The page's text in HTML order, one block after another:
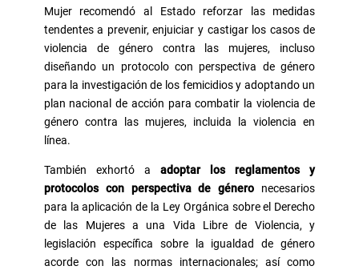
Mujer recomendó al Estado reforzar las medidas
tendentes a prevenir, enjuiciar y castigar los casos de
violencia de género contra las mujeres, incluso
diseñando un protocolo con perspectiva de género
para la investigación de los femicidios y adoptando un
plan nacional de acción para combatir la violencia de
género contra las mujeres, incluida la violencia en
línea.
También exhortó a adoptar los reglamentos y
protocolos con perspectiva de género necesarios
para la aplicación de la Ley Orgánica sobre el Derecho
de las Mujeres a una Vida Libre de Violencia, y
legislación específica sobre la igualdad de género
acorde con las normas internacionales; así como